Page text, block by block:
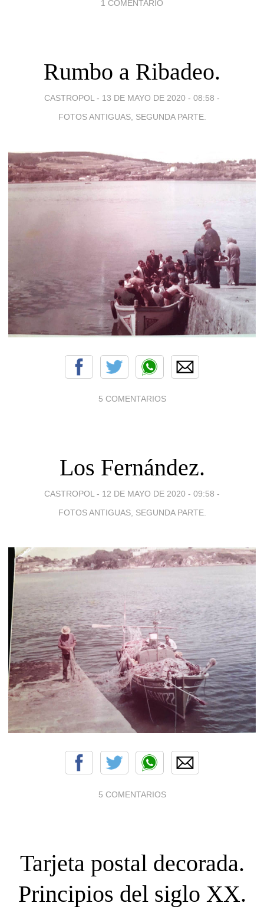
1 COMENTARIO
Rumbo a Ribadeo.
CASTROPOL - 13 DE MAYO DE 2020 - 08:58 -
FOTOS ANTIGUAS, SEGUNDA PARTE.
5 COMENTARIOS
Los Fernández.
CASTROPOL - 12 DE MAYO DE 2020 - 09:58 -
FOTOS ANTIGUAS, SEGUNDA PARTE.
5 COMENTARIOS
Tarjeta postal decorada.
Principios del siglo XX.